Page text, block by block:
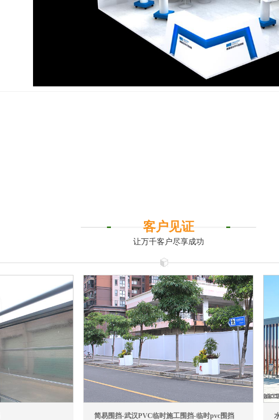
客户见证
让万千客户尽享成功
简易围挡-武汉PVC临时施工围挡-临时pvc围挡